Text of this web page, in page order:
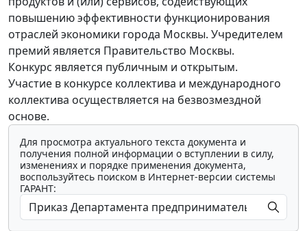
повышению эффективности функционирования
отраслей экономики города Москвы. Учредителем
премий является Правительство Москвы.
Конкурс является публичным и открытым.
Участие в конкурсе коллектива и международного
коллектива осуществляется на безвозмездной
основе.
Для просмотра актуального текста документа и
получения полной информации о вступлении в силу,
изменениях и порядке применения документа,
воспользуйтесь поиском в Интернет-версии системы
ГАРАНТ: